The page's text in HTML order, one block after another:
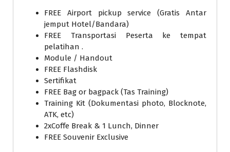
FREE Airport pickup service (Gratis Antar
jemput Hotel/Bandara)
FREE Transportasi Peserta ke tempat
pelatihan .
Module / Handout
FREE Flashdisk
Sertifikat
FREE Bag or bagpack (Tas Training)
Training Kit (Dokumentasi photo, Blocknote,
ATK, etc)
2xCoffe Break & 1 Lunch, Dinner
FREE Souvenir Exclusive